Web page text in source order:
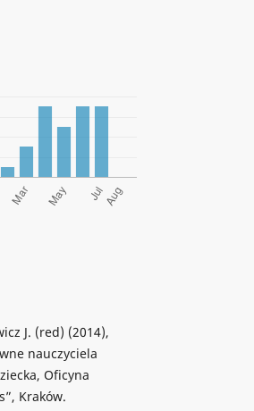
J. (red) (2014),
nauczyciela
Oficyna
Kraków.